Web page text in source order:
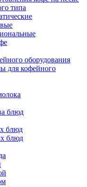
типа
оборудования
для кофейного
блюд
блюд
блюд